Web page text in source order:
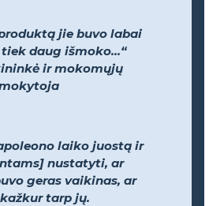
jie buvo labai
daug išmoko...“
ir mokomųjų
laiko juostą ir
nustatyti, ar
geras vaikinas, ar
tarp jų.